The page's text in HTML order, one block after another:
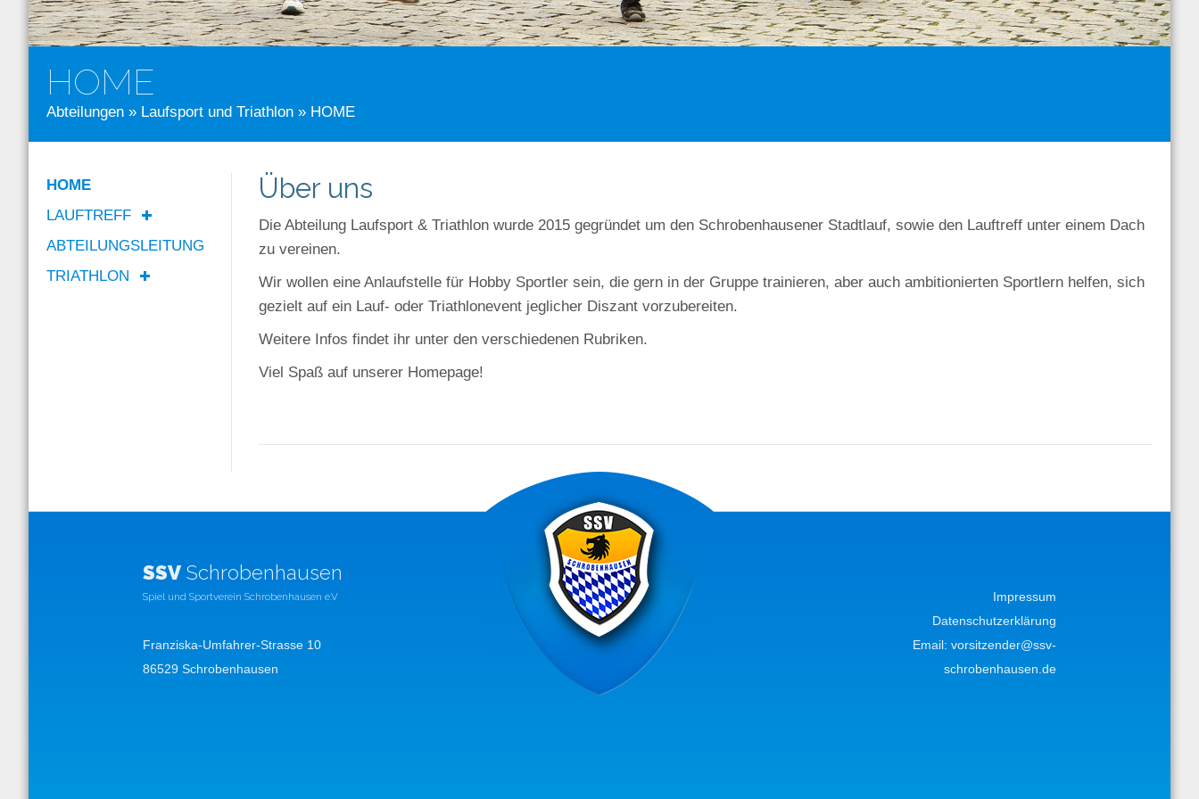
HOME
Abteilungen » Laufsport und Triathlon » HOME
HOME
LAUFTREFF
ABTEILUNGSLEITUNG
TRIATHLON
Über uns
Die Abteilung Laufsport & Triathlon wurde 2015 gegründet um den Schrobenhausener Stadtlauf, sowie den Lauftreff unter einem Dach
zu vereinen.
Wir wollen eine Anlaufstelle für Hobby Sportler sein, die gern in der Gruppe trainieren, aber auch ambitionierten Sportlern helfen, sich
gezielt auf ein Lauf- oder Triathlonevent jeglicher Diszant vorzubereiten.
Weitere Infos findet ihr unter den verschiedenen Rubriken.
Viel Spaß auf unserer Homepage!
SSV Schrobenhausen
Spiel und Sportverein Schrobenhausen e.V
Franziska-Umfahrer-Strasse 10
86529 Schrobenhausen
Impressum
Datenschutzerklärung
Email: vorsitzender@ssv-
schrobenhausen.de